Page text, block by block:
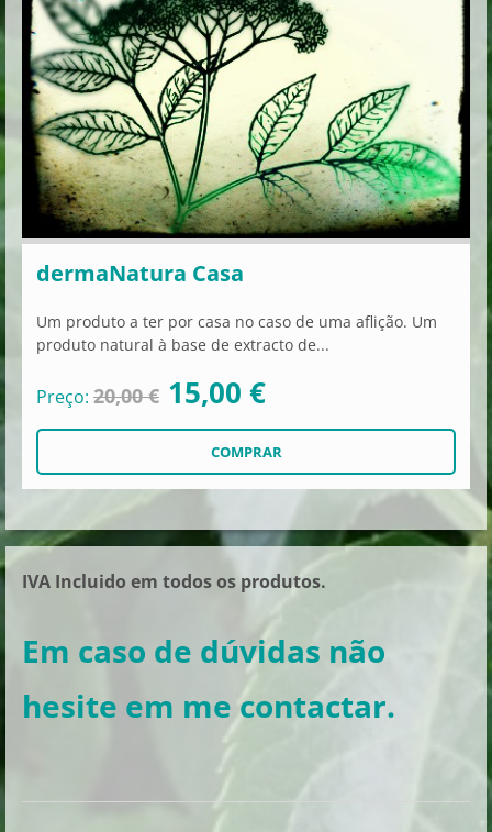
dermaNatura Casa
Um produto a ter por casa no caso de uma aflição. Um
produto natural à base de extracto de...
Preço: 20,00 € 15,00 €
IVA Incluido em todos os produtos.
Em caso de dúvidas não
hesite em me contactar.